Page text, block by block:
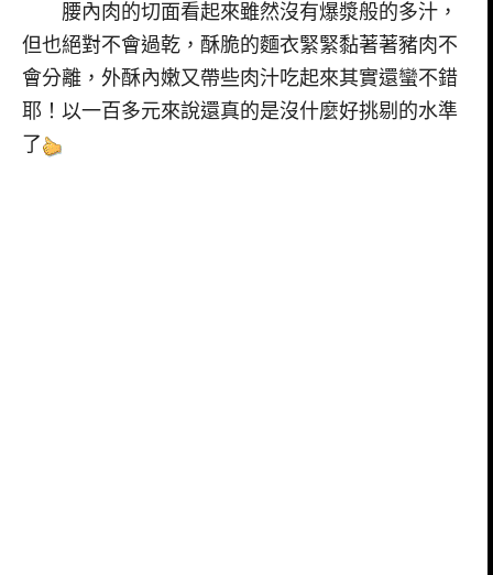
腰內肉的切面看起來雖然沒有爆漿般的多汁，
但也絕對不會過乾，酥脆的麵衣緊緊黏著著豬肉不
會分離，外酥內嫩又帶些肉汁吃起來其實還蠻不錯
耶！以一百多元來說還真的是沒什麼好挑剔的水準
了